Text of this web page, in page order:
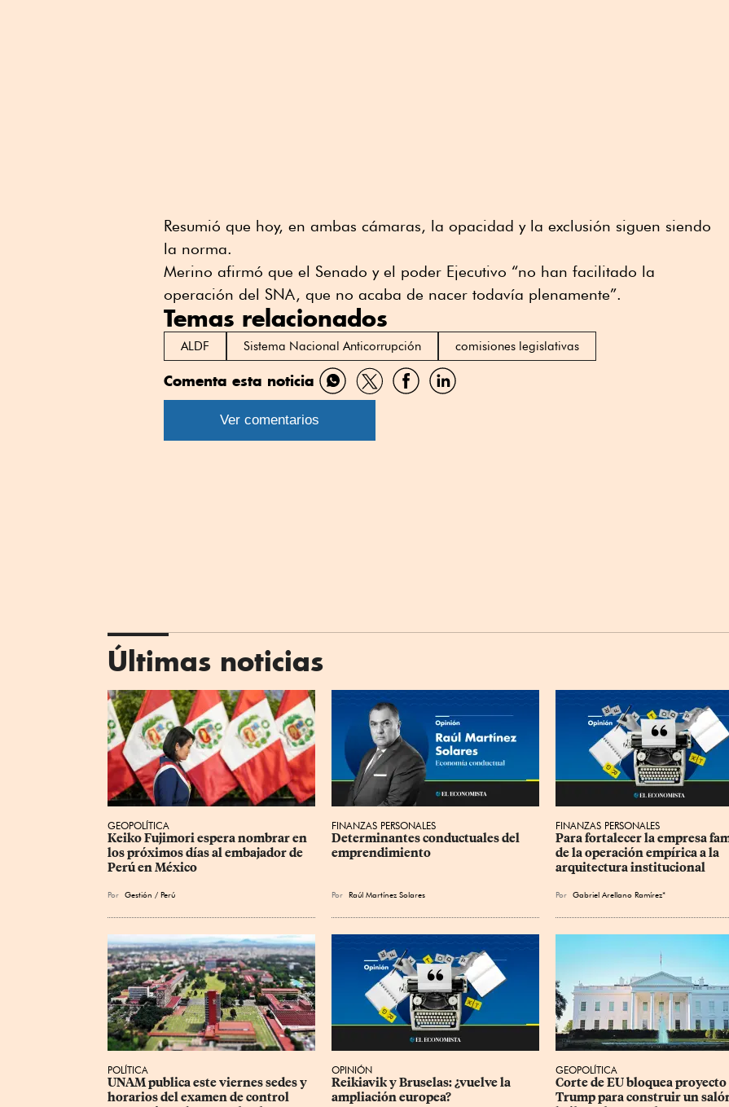
Resumió que hoy, en ambas cámaras, la opacidad y la exclusión siguen siendo
la norma.
Merino afirmó que el Senado y el poder Ejecutivo “no han facilitado la
operación del SNA, que no acaba de nacer todavía plenamente”.
Temas relacionados
ALDF Sistema Nacional Anticorrupción comisiones legislativas
Comenta esta noticia
Compartir
por
Compartir
por
CompartirCompartir
Ver comentarios
Últimas noticias
GEOPOLÍTICA
Keiko Fujimori espera nombrar en
los próximos días al embajador de
Perú en México
Por Gestión / Perú
FINANZAS PERSONALES
Determinantes conductuales del
emprendimiento
Por Raúl Martínez Solares
FINANZAS PERSONALES
Para fortalecer la empresa
de la operación empírica a la
arquitectura institucional
Por Gabriel Arellano Ramírez*
POLÍTICA
UNAM publica este viernes sedes y
horarios del examen de control
OPINIÓN
Reikiavik y Bruselas: ¿vuelve la
ampliación europea?
GEOPOLÍTICA
Corte de EU bloquea proyecto
Trump para construir un